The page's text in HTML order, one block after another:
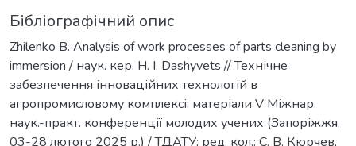
Бібліографічний опис
Zhilenko B. Analysis of work processes of parts cleaning by
immersion / наук. кер. H. I. Dashyvets // Технічне
забезпечення інноваційних технологій в
агропромисловому комплексі: матеріали V Міжнар.
наук.-практ. конференції молодих учених (Запоріжжя,
03-28 лютого 2025 р.) / ТДАТУ; ред. кол.: С. В. Кюрчев,